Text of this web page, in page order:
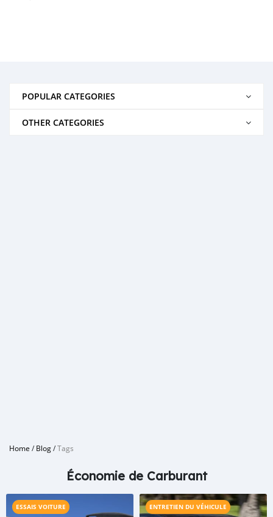
POPULAR CATEGORIES
OTHER CATEGORIES
Home /Blog/Tags
Économie de Carburant
ESSAIS VOITURE ENTRETIEN DU VÉHICULE